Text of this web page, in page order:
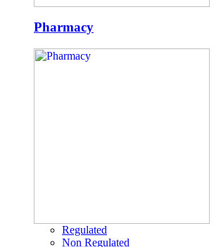
Pharmacy
Regulated
Non Regulated